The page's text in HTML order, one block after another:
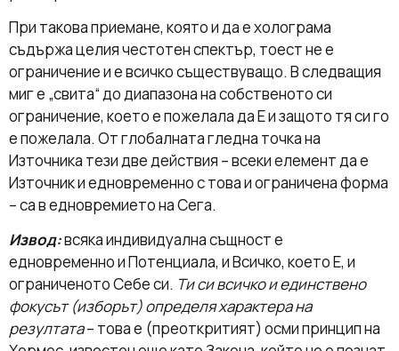
При такова приемане, която и да е холограма
съдържа целия честотен спектър, тоест не е
ограничение и е всичко съществуващо. В следващия
миг е „свита“ до диапазона на собственото си
ограничение, което е пожелала да Е и защото тя си го
е пожелала. От глобалната гледна точка на
Източника тези две действия – всеки елемент да е
Източник и едновременно с това и ограничена форма
– са в едновремието на Сега.
Извод:всяка индивидуална същност е
едновременно и Потенциала, и Всичко, което Е, и
ограниченото Себе си. Ти си всичко и единствено
фокусът (изборът) определя характера на
резултата– това е (преоткритият) осми принцип на